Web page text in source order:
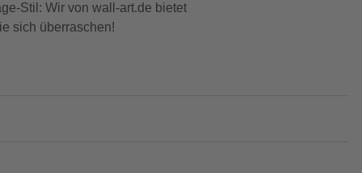
Stil: Wir von wall-art.de bietet
sich überraschen!